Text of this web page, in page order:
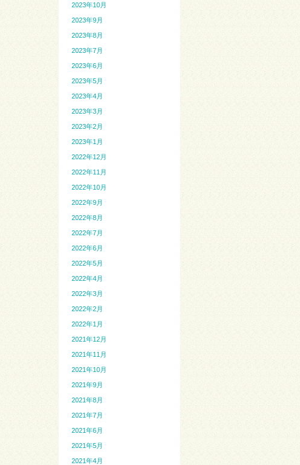
2023年10月
2023年9月
2023年8月
2023年7月
2023年6月
2023年5月
2023年4月
2023年3月
2023年2月
2023年1月
2022年12月
2022年11月
2022年10月
2022年9月
2022年8月
2022年7月
2022年6月
2022年5月
2022年4月
2022年3月
2022年2月
2022年1月
2021年12月
2021年11月
2021年10月
2021年9月
2021年8月
2021年7月
2021年6月
2021年5月
2021年4月